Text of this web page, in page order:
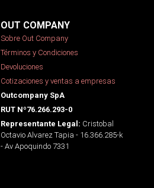
OUT COMPANY
Sobre Out Company
Términos y Condiciones
Devoluciones
Cotizaciones y ventas a empresas
Outcompany SpA
RUT Nº76.266.293-0
Representante Legal: Cristobal
Octavio Alvarez Tapia - 16.366.285-k
- Av Apoquindo 7331